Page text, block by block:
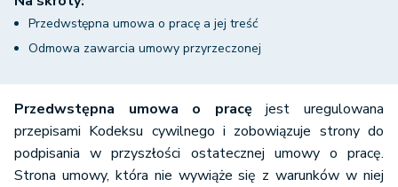
Przedwstępna umowa o pracę a jej treść
Odmowa zawarcia umowy przyrzeczonej
Przedwstępna umowa o pracę jest uregulowana
przepisami Kodeksu cywilnego i zobowiązuje strony do
podpisania w przyszłości ostatecznej umowy o pracę.
Strona umowy, która nie wywiąże się z warunków w niej